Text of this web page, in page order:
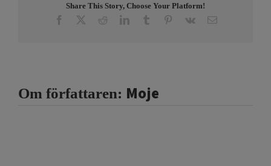
Share This Story, Choose Your Platform!
Facebook RedditLinkedInTumblr Pinterest
Vk E-
Om författaren: Moje